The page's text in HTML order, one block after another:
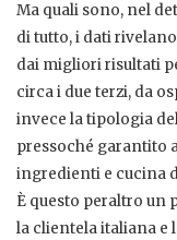
Ma quali sono, nel
di tutto, i dati
dai migliori risultati
circa i due terzi, da
invece la tipologia
pressoché garantito
ingredienti e cucina
È questo peraltro un
la clientela italiana e